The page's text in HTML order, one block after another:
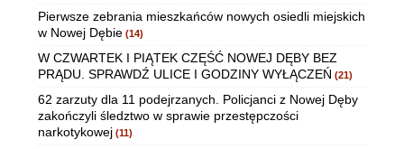
Pierwsze zebrania mieszkańców nowych osiedli miejskich
w Nowej Dębie (14)
W CZWARTEK I PIĄTEK CZĘŚĆ NOWEJ DĘBY BEZ
PRĄDU. SPRAWDŹ ULICE I GODZINY WYŁĄCZEŃ (21)
62 zarzuty dla 11 podejrzanych. Policjanci z Nowej Dęby
zakończyli śledztwo w sprawie przestępczości
narkotykowej (11)